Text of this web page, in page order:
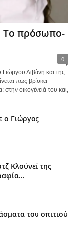
Το πρόσωπο-
0
Λιβάνη και της
πως βρίσκει
στην οικογένειά του και,
ο Γιώργος
Κλούνεϊ της
του σπιτιού